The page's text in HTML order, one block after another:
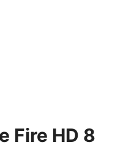
Fire HD 8